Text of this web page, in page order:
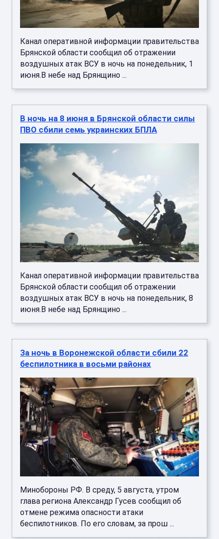
Канал оперативной информации правительства
Брянской области сообщил об отражении
воздушных атак ВСУ в ночь на понедельник, 1
июня.В небе над Брянщино ...
В ночь на 8 июня в Брянской области силы
ПВО сбили семь украинских БПЛА
Канал оперативной информации правительства
Брянской области сообщил об отражении
воздушных атак ВСУ в ночь на понедельник, 8
июня.В небе над Брянщино ...
За ночь в Воронежской области сбили 22
беспилотника в восьми районах
Минобороны РФ. В среду, 5 августа, утром
глава региона Александр Гусев сообщил об
отмене режима опасности атаки
беспилотников. По его словам, за прош ...